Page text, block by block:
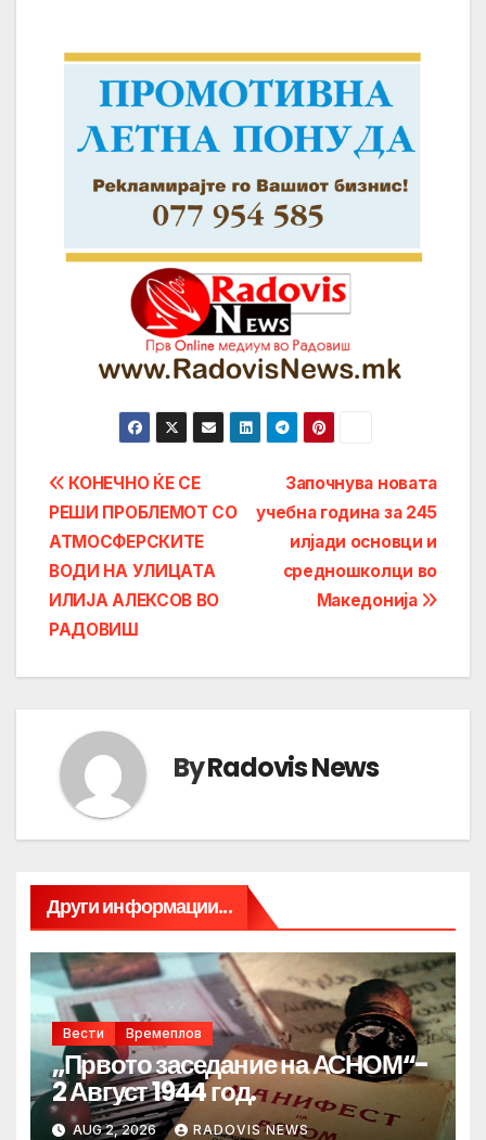
Post
navigation
Започнува новата
учебна година за 245
илјади основци и
средношколци во
Македонија
КОНЕЧНО ЌЕ СЕ
РЕШИ ПРОБЛЕМОТ СО
АТМОСФЕРСКИТЕ
ВОДИ НА УЛИЦАТА
ИЛИЈА АЛЕКСОВ ВО
РАДОВИШ
ByRadovis News
Други информации...
Вести Времеплов
„Првото заседание на АСНОМ“-
2 Август 1944 год.
AUG 2, 2026 RADOVIS NEWS